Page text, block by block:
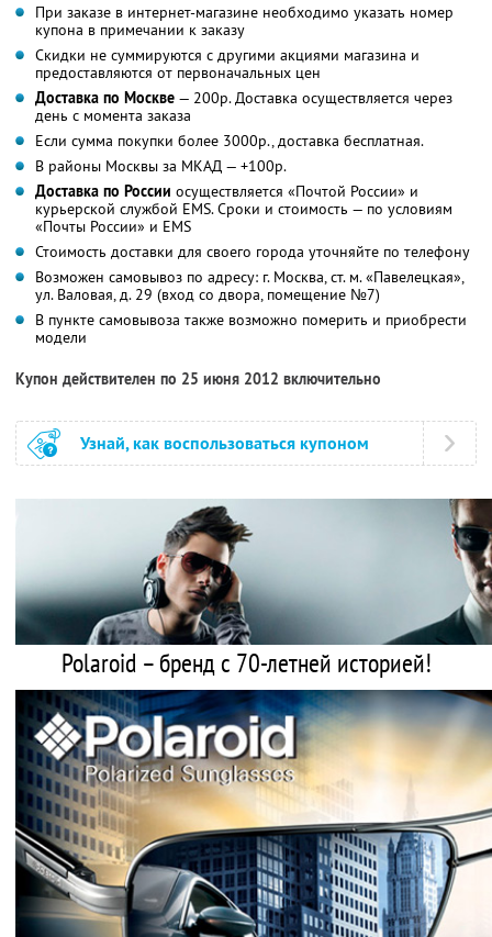
При заказе в интернет-магазине необходимо указать номер
купона в примечании к заказу
Скидки не суммируются с другими акциями магазина и
предоставляются от первоначальных цен
Доставка по Москве — 200р. Доставка осуществляется через
день с момента заказа
Если сумма покупки более 3000р., доставка бесплатная.
В районы Москвы за МКАД — +100р.
Доставка по России осуществляется «Почтой России» и
курьерской службой EMS. Сроки и стоимость — по условиям
«Почты России» и EMS
Стоимость доставки для своего города уточняйте по телефону
Возможен самовывоз по адресу: г. Москва, ст. м. «Павелецкая»,
ул. Валовая, д. 29 (вход со двора, помещение №7)
В пункте самовывоза также возможно померить и приобрести
модели
Купон действителен по 25 июня 2012 включительно
Узнай, как воспользоваться купоном
Polaroid – бренд с 70-летней историей!